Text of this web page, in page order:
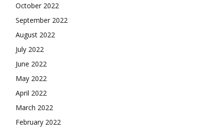
October 2022
September 2022
August 2022
July 2022
June 2022
May 2022
April 2022
March 2022
February 2022